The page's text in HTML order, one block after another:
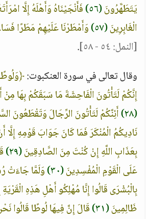
يَتَطَهَّرُونَ(٥٦)
فَأَنْجَيْنَاهُ وَأَهْلَهُ إِلَّا
الْغَابِرِينَ(٥٧)
وَأَمْطَرْنَا عَلَيْهِمْ مَطَرًا
[النمل: ٥٤ - ٥٨]
.
وقال تعالى في سورة العنكبوت:
إِنَّكُمْ لَتَأْتُونَ الْفَاحِشَةَ مَا سَبَقَكُمْ بِهَا مِنْ
(٢٨)
أَئِنَّكُمْ لَتَأْتُونَ الرِّجَالَ وَتَقْطَعُونَ
نَادِيكُمُ الْمُنْكَرَ فَمَا كَانَ جَوَابَ قَوْمِهِ إِلَّا أَنْ
بِعَذَابِ اللَّهِ إِنْ كُنْتَ مِنَ الصَّادِقِينَ(٢٩)
عَلَى الْقَوْمِ الْمُفْسِدِينَ(٣٠)
وَلَمَّا جَاءَتْ
بِالْبُشْرَى قَالُوا إِنَّا مُهْلِكُو أَهْلِ هَذِهِ الْقَرْيَةِ
ظَالِمِينَ(٣١)
قَالَ إِنَّ فِيهَا لُوطًا قَالُوا